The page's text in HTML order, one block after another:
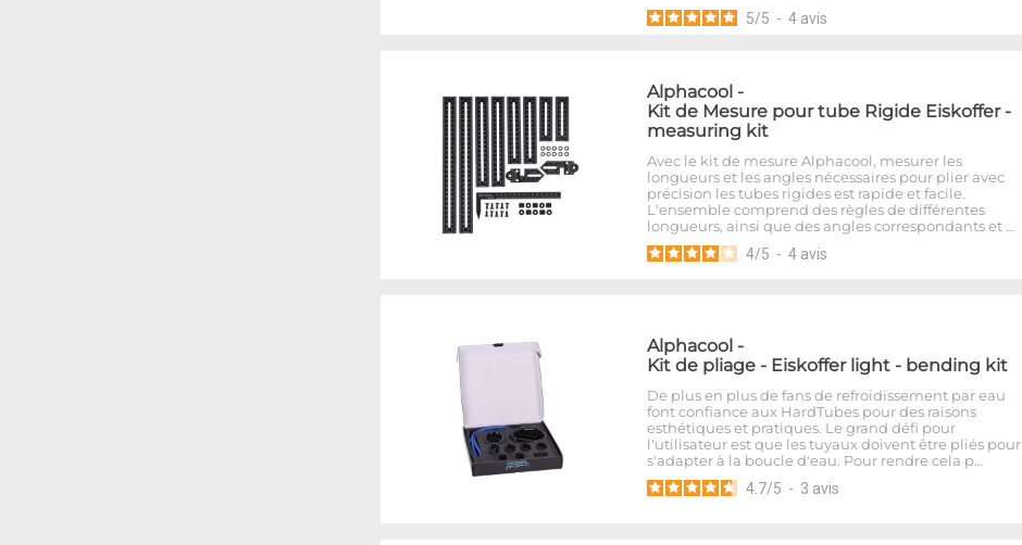
5/5 - 4 avis
Alphacool -
Kit de Mesure pour tube Rigide Eiskoffer -
measuring kit
Avec le kit de mesure Alphacool, mesurer les
longueurs et les angles nécessaires pour plier avec
précision les tubes rigides est rapide et facile.
L'ensemble comprend des règles de différentes
longueurs, ainsi que des angles correspondants et …
4/5 - 4 avis
Alphacool -
Kit de pliage - Eiskoffer light - bending kit
De plus en plus de fans de refroidissement par eau
font confiance aux HardTubes pour des raisons
esthétiques et pratiques. Le grand défi pour
l'utilisateur est que les tuyaux doivent être pliés pour
s'adapter à la boucle d'eau. Pour rendre cela p…
4.7/5 - 3 avis